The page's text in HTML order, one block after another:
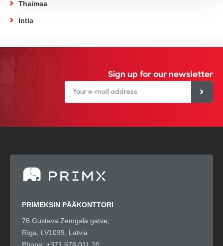
Thaimaa
Intia
Sign up for our newsletter
PRIMEKSIN PÄÄKONTTORI
76 Gustava Zemgala gatve,
Rīga, LV1039, Latvia